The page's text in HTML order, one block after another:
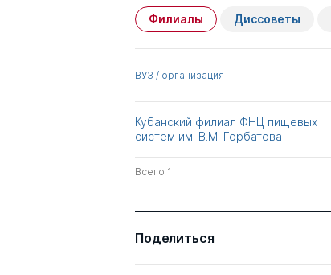
Имя Степень
Александровна
Всего 1
Филиалы Диссоветы
ВУЗ / организация
Кубанский филиал ФНЦ пищевых
систем им. В.М. Горбатова
Всего 1
Поделиться